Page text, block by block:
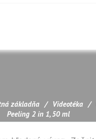
základňa / Videotéka /
Peeling 2 in 1, 50 ml